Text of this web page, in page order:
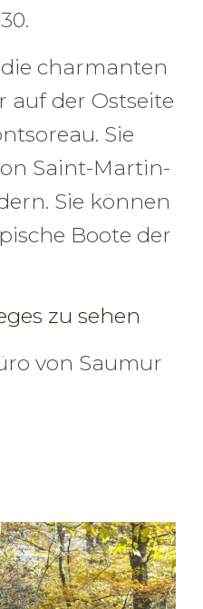
charmanten
auf der Ostseite
Sie
Saint-Martin-
Sie können
Boote der
zu sehen
von Saumur